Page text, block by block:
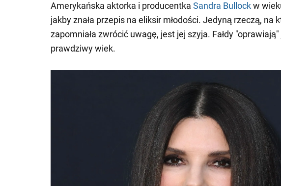
Amerykańska aktorka i producentka Sandra Bullockw
jakby znała przepis na eliksir młodości. Jedyną rzeczą, na
zapomniała zwrócić uwagę, jest jej szyja. Fałdy
prawdziwy wiek.